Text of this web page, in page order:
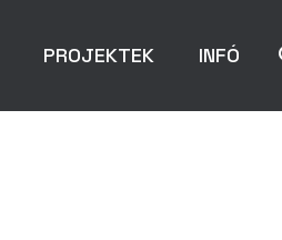
PROJEKTEK INFÓ